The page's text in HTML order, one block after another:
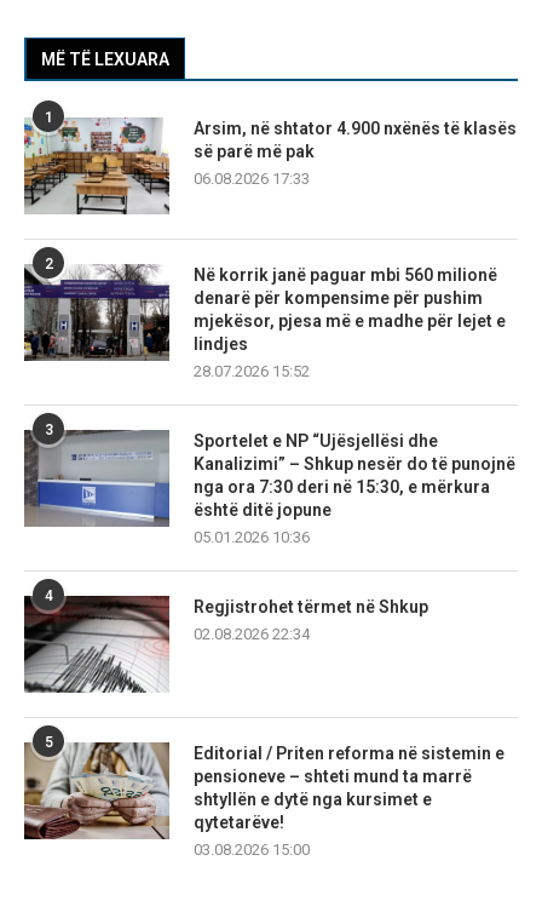
MË TË LEXUARA
1
Arsim, në shtator 4.900 nxënës të klasës
së parë më pak
06.08.2026 17:33
2
Në korrik janë paguar mbi 560 milionë
denarë për kompensime për pushim
mjekësor, pjesa më e madhe për lejet e
lindjes
28.07.2026 15:52
3
Sportelet e NP “Ujësjellësi dhe
Kanalizimi” – Shkup nesër do të punojnë
nga ora 7:30 deri në 15:30, e mërkura
është ditë jopune
05.01.2026 10:36
4
Regjistrohet tërmet në Shkup
02.08.2026 22:34
5
Editorial / Priten reforma në sistemin e
pensioneve – shteti mund ta marrë
shtyllën e dytë nga kursimet e
qytetarëve!
03.08.2026 15:00